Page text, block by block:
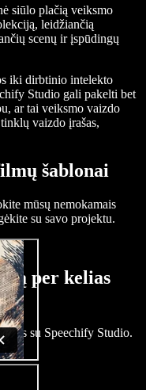
siūlo plačią veiksmo
leidžiančią
scenų ir įspūdingų
iki dirbtinio intelekto
Studio gali pakelti bet
ar tai veiksmo vaizdo
vaizdo įrašas,
šablonai
mūsų nemokamais
su savo projektu.
per kelias
su Speechify Studio.